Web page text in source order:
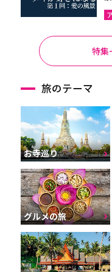
特集
旅のテーマ
お寺巡り
グルメの旅